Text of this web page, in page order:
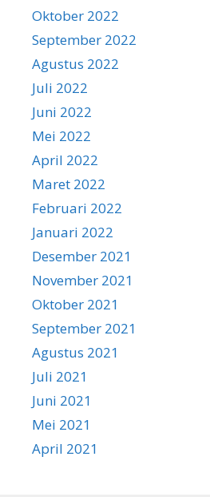
Oktober 2022
September 2022
Agustus 2022
Juli 2022
Juni 2022
Mei 2022
April 2022
Maret 2022
Februari 2022
Januari 2022
Desember 2021
November 2021
Oktober 2021
September 2021
Agustus 2021
Juli 2021
Juni 2021
Mei 2021
April 2021